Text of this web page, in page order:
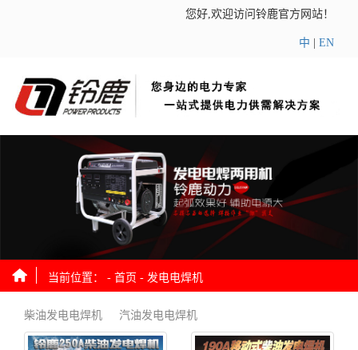
您好,欢迎访问铃鹿官方网站！
中 EN
当前位置： - 首页 - 发电电焊机
柴油发电电焊机 汽油发电电焊机